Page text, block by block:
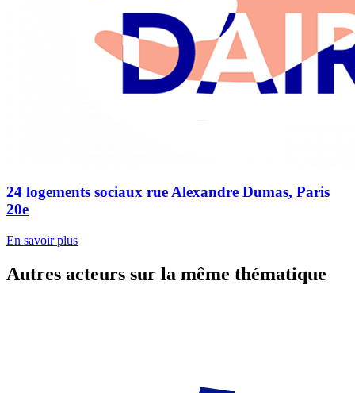
24 logements sociaux rue Alexandre Dumas, Paris
20e
En savoir plus
Autres acteurs sur la même thématique